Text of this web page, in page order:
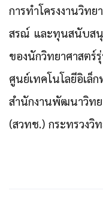
การทำโครงงานวิท
สรณ์ และทุนสนับสนุ
ของนักวิทยาศาสตร์
ศูนย์เทคโนโลยีอิเล็
สำนักงานพัฒนาวิทย
(สวทช.) กระทรวงวิ